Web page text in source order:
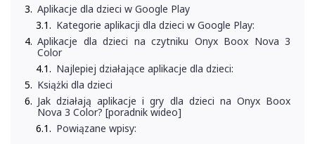
Aplikacje dla dzieci w Google Play
Kategorie aplikacji dla dzieci w Google Play:
Aplikacje dla dzieci na czytniku Onyx Boox Nova 3
Color
Najlepiej działające aplikacje dla dzieci:
Książki dla dzieci
Jak działają aplikacje i gry dla dzieci na Onyx Boox
Nova 3 Color? [poradnik wideo]
Powiązane wpisy: